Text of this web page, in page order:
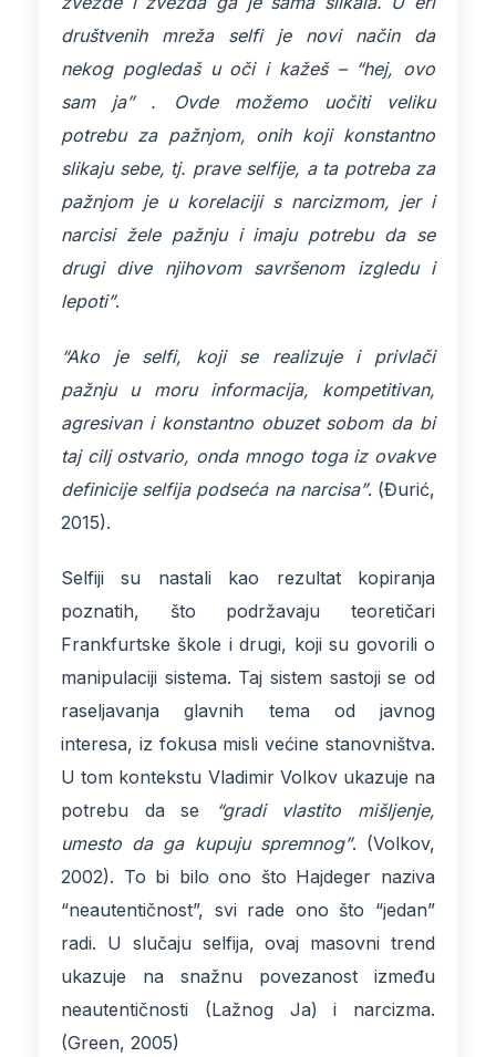
društvenih mreža selfi je novi način da
nekog pogledaš u oči i kažeš – “hej, ovo
sam ja” . Ovde možemo uočiti veliku
potrebu za pažnjom, onih koji konstantno
slikaju sebe, tj. prave selfije, a ta potreba za
pažnjom je u korelaciji s narcizmom, jer i
narcisi žele pažnju i imaju potrebu da se
drugi dive njihovom savršenom izgledu i
lepoti”.
“Ako je selfi, koji se realizuje i privlači
pažnju u moru informacija, kompetitivan,
agresivan i konstantno obuzet sobom da bi
taj cilj ostvario, onda mnogo toga iz ovakve
definicije selfija podseća na narcisa”. (Đurić,
2015).
Selfiji su nastali kao rezultat kopiranja
poznatih, što podržavaju teoretičari
Frankfurtske škole i drugi, koji su govorili o
manipulaciji sistema. Taj sistem sastoji se od
raseljavanja glavnih tema od javnog
interesa, iz fokusa misli većine stanovništva.
U tom kontekstu Vladimir Volkov ukazuje na
potrebu da se
“gradi vlastito mišljenje,
umesto da ga kupuju spremnog”. (Volkov,
2002). To bi bilo ono što Hajdeger naziva
“neautentičnost”, svi rade ono što “jedan”
radi. U slučaju selfija, ovaj masovni trend
ukazuje na snažnu povezanost između
neautentičnosti (Lažnog Ja) i narcizma.
(Green, 2005)